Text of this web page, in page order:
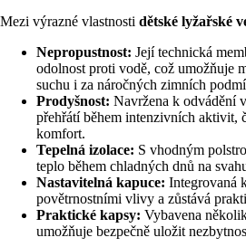
Mezi výrazné vlastnosti dětské lyžařské
Nepropustnost: Její technická
odolnost proti vodě, což umožňuje
suchu i za náročných zimních
Prodyšnost: Navržena k odvádění
přehřátí během intenzivních aktivit,
komfort.
Tepelná izolace: S vhodným
teplo během chladných dnů na
Nastavitelná kapuce: Integrovaná
povětrnostními vlivy a zůstává
Praktické kapsy: Vybavena
umožňuje bezpečně uložit